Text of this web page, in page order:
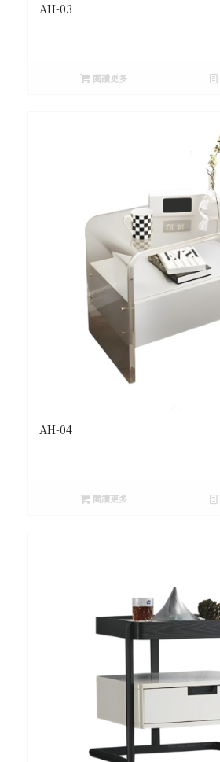
AH-03
閱讀更多
AH-04
閱讀更多